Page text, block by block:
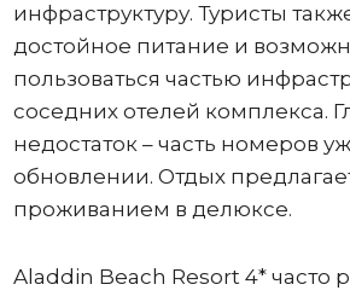
инфраструктуру. Туристы
достойное питание и
пользоваться частью
соседних отелей комплекса.
недостаток – часть номеров
обновлении. Отдых
проживанием в делюксе.
Aladdin Beach Resort 4* часто